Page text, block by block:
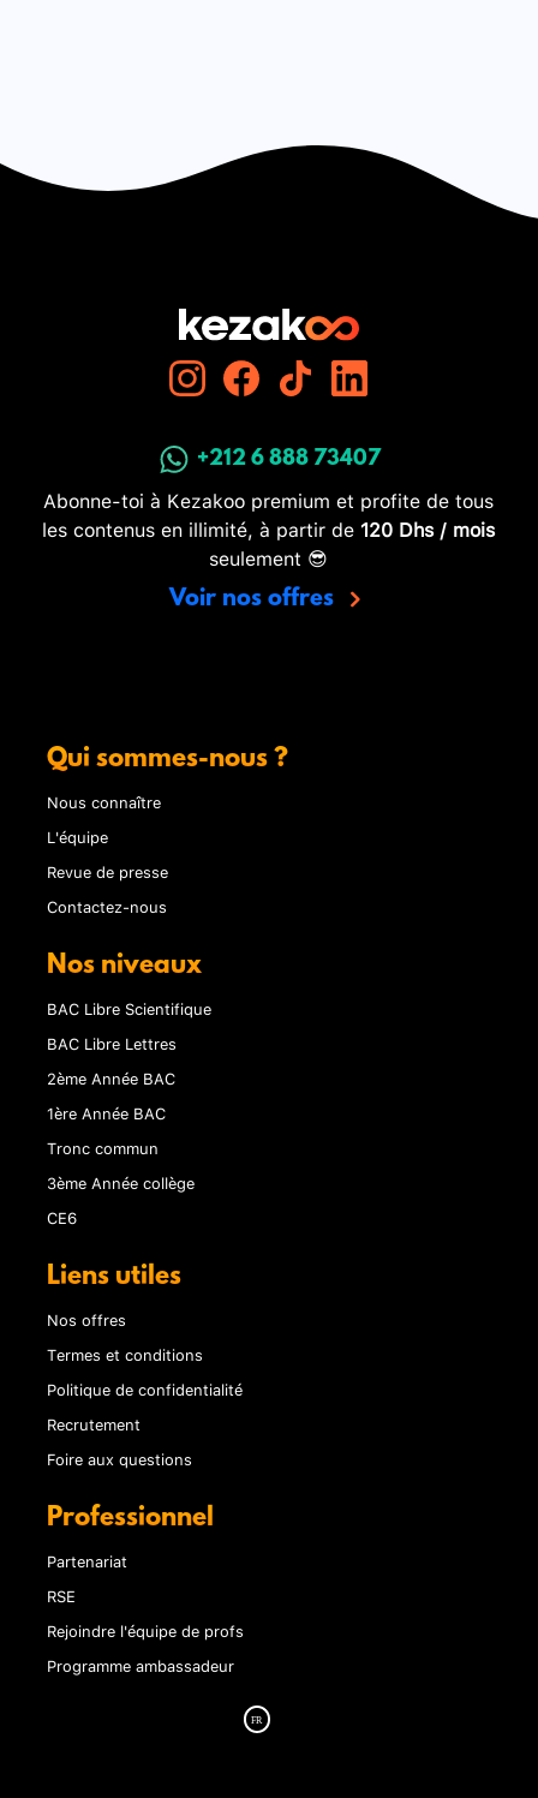
+212 6 888 73407
Abonne-toi à Kezakoo premium et profite de tous
les contenus en illimité, à partir de 120 Dhs / mois
seulement 😎
Voir nos offres
Qui sommes-nous ?
Nous connaître
L'équipe
Revue de presse
Contactez-nous
Nos niveaux
BAC Libre Scientifique
BAC Libre Lettres
2ème Année BAC
1ère Année BAC
Tronc commun
3ème Année collège
CE6
Liens utiles
Nos offres
Termes et conditions
Politique de confidentialité
Recrutement
Foire aux questions
Professionnel
Partenariat
RSE
Rejoindre l'équipe de profs
Programme ambassadeur